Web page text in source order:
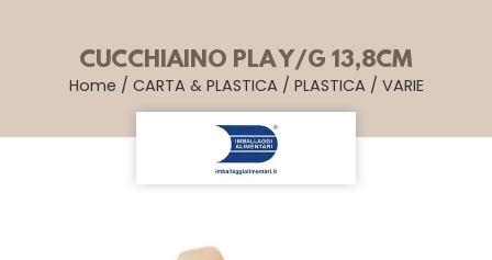
CUCCHIAINO PLA Y/G 13,8CM
Home / CARTA & PLASTICA / PLASTICA / VARIE